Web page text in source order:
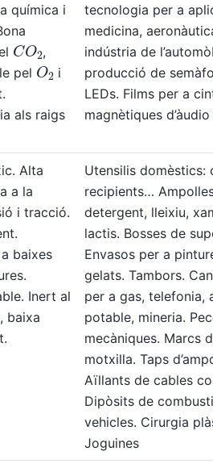
química i
CO2 ,
pel O2 i
als raigs
tecnologia per a
medicina,
indústria de
producció de
LEDs. Films per a
magnètiques
Alta
a la
i tracció.
baixes
Inert al
baixa
Utensilis domèstics:
recipients…
detergent, lleixiu,
lactis. Bosses de
Envasos per a
gelats. Tambors.
per a gas, telefonia,
potable, mineria.
mecàniques. Marcs
motxilla. Taps
Aïllants de cables
Dipòsits de
vehicles. Cirurgia
Joguines